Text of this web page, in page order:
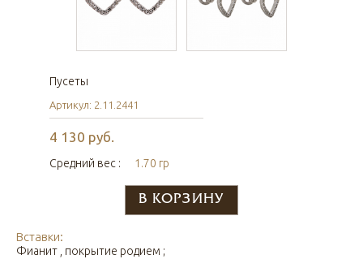
Пусеты
Артикул: 2.11.2441
4 130 руб.
Средний вес : 1.70 гр
Вставки:
Фианит , покрытие родием ;